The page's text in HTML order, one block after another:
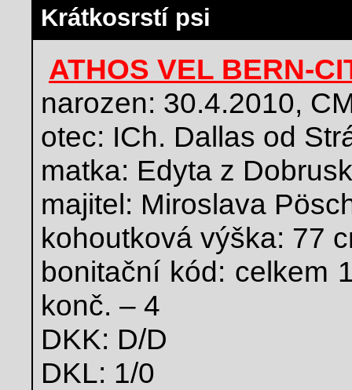
Krátkosrstí psi
ATHOS VEL BERN-
narozen: 30.4.2010,
otec: ICh. Dallas od
matka: Edyta z
majitel: Miroslava
kohoutková výška: 77
bonitační kód: celkem
konč. – 4
DKK: D/D
DKL: 1/0